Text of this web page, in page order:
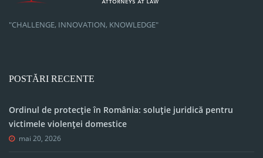
"CHALLENGE, INNOVATION, KNOWLEDGE"
POSTĂRI RECENTE
Ordinul de protecție în România: soluție juridică pentru
victimele violenței domestice
mai 20, 2026